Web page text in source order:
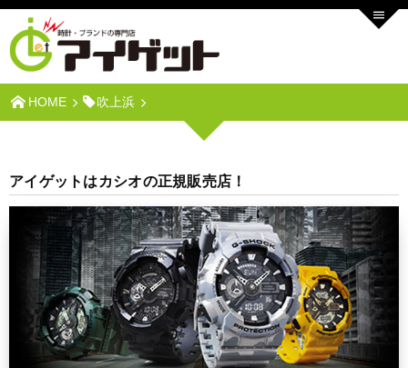
HOME 吹上浜
アイゲットはカシオの正規販売店！